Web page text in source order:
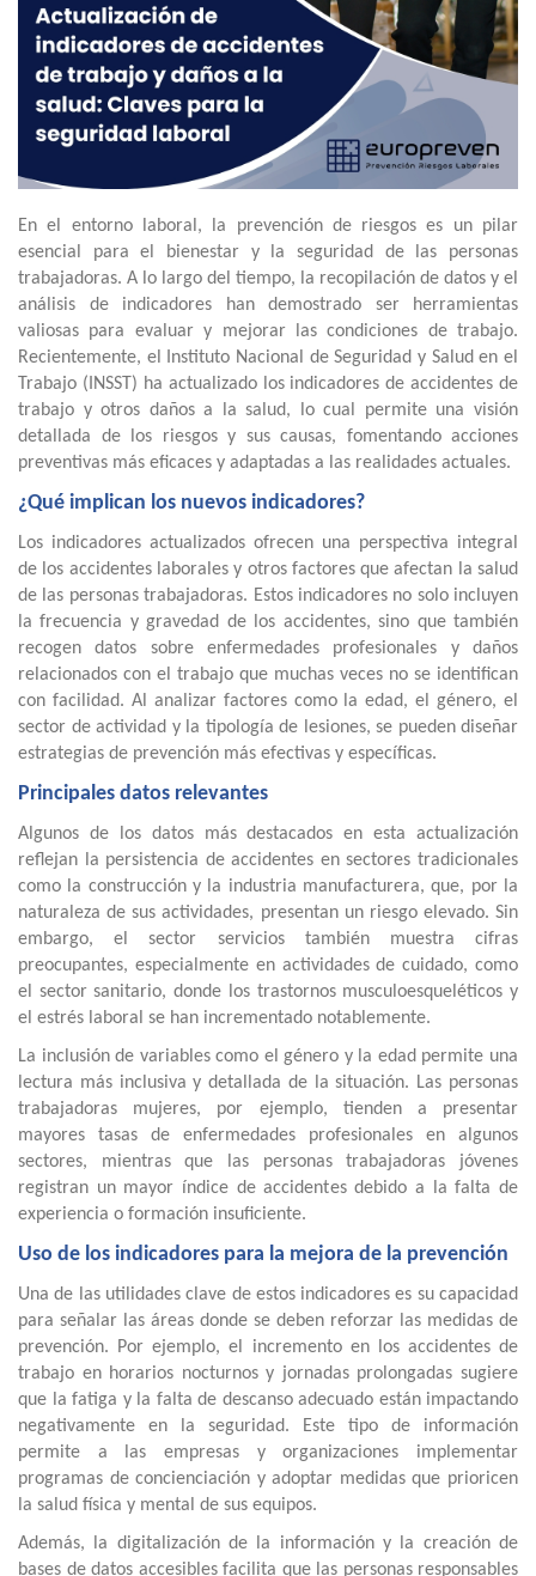
En el entorno laboral, la prevención de riesgos es un pilar
esencial para el bienestar y la seguridad de las personas
trabajadoras. A lo largo del tiempo, la recopilación de datos y el
análisis de indicadores han demostrado ser herramientas
valiosas para evaluar y mejorar las condiciones de trabajo.
Recientemente, el Instituto Nacional de Seguridad y Salud en el
Trabajo (INSST) ha actualizado los indicadores de accidentes de
trabajo y otros daños a la salud, lo cual permite una visión
detallada de los riesgos y sus causas, fomentando acciones
preventivas más eficaces y adaptadas a las realidades actuales.
¿Qué implican los nuevos indicadores?
Los indicadores actualizados ofrecen una perspectiva integral
de los accidentes laborales y otros factores que afectan la salud
de las personas trabajadoras. Estos indicadores no solo incluyen
la frecuencia y gravedad de los accidentes, sino que también
recogen datos sobre enfermedades profesionales y daños
relacionados con el trabajo que muchas veces no se identifican
con facilidad. Al analizar factores como la edad, el género, el
sector de actividad y la tipología de lesiones, se pueden diseñar
estrategias de prevención más efectivas y específicas.
Principales datos relevantes
Algunos de los datos más destacados en esta actualización
reflejan la persistencia de accidentes en sectores tradicionales
como la construcción y la industria manufacturera, que, por la
naturaleza de sus actividades, presentan un riesgo elevado. Sin
embargo, el sector servicios también muestra cifras
preocupantes, especialmente en actividades de cuidado, como
el sector sanitario, donde los trastornos musculoesqueléticos y
el estrés laboral se han incrementado notablemente.
La inclusión de variables como el género y la edad permite una
lectura más inclusiva y detallada de la situación. Las personas
trabajadoras mujeres, por ejemplo, tienden a presentar
mayores tasas de enfermedades profesionales en algunos
sectores, mientras que las personas trabajadoras jóvenes
registran un mayor índice de accidentes debido a la falta de
experiencia o formación insuficiente.
Uso de los indicadores para la mejora de la prevención
Una de las utilidades clave de estos indicadores es su capacidad
para señalar las áreas donde se deben reforzar las medidas de
prevención. Por ejemplo, el incremento en los accidentes de
trabajo en horarios nocturnos y jornadas prolongadas sugiere
que la fatiga y la falta de descanso adecuado están impactando
negativamente en la seguridad. Este tipo de información
permite a las empresas y organizaciones implementar
programas de concienciación y adoptar medidas que prioricen
la salud física y mental de sus equipos.
Además, la digitalización de la información y la creación de
bases de datos accesibles facilita que las personas responsables